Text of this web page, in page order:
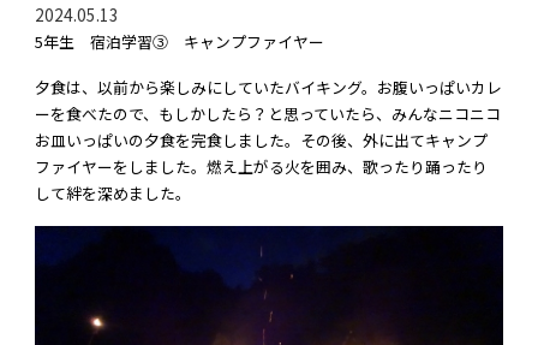
2024.05.13
5年生 宿泊学習③ キャンプファイヤー
夕食は、以前から楽しみにしていたバイキング。お腹いっぱいカレ
ーを食べたので、もしかしたら？と思っていたら、みんなニコニコ
お皿いっぱいの夕食を完食しました。その後、外に出てキャンプ
ファイヤーをしました。燃え上がる火を囲み、歌ったり踊ったり
して絆を深めました。